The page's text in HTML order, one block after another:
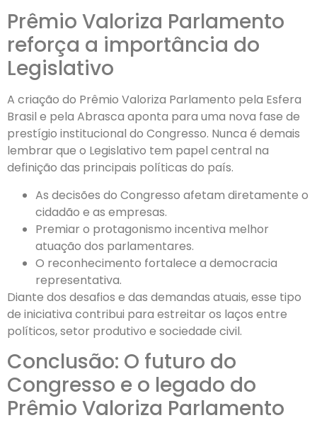
Prêmio Valoriza Parlamento
reforça a importância do
Legislativo
A criação do Prêmio Valoriza Parlamento pela Esfera
Brasil e pela Abrasca aponta para uma nova fase de
prestígio institucional do Congresso. Nunca é demais
lembrar que o Legislativo tem papel central na
definição das principais políticas do país.
As decisões do Congresso afetam diretamente o
cidadão e as empresas.
Premiar o protagonismo incentiva melhor
atuação dos parlamentares.
O reconhecimento fortalece a democracia
representativa.
Diante dos desafios e das demandas atuais, esse tipo
de iniciativa contribui para estreitar os laços entre
políticos, setor produtivo e sociedade civil.
Conclusão: O futuro do
Congresso e o legado do
Prêmio Valoriza Parlamento